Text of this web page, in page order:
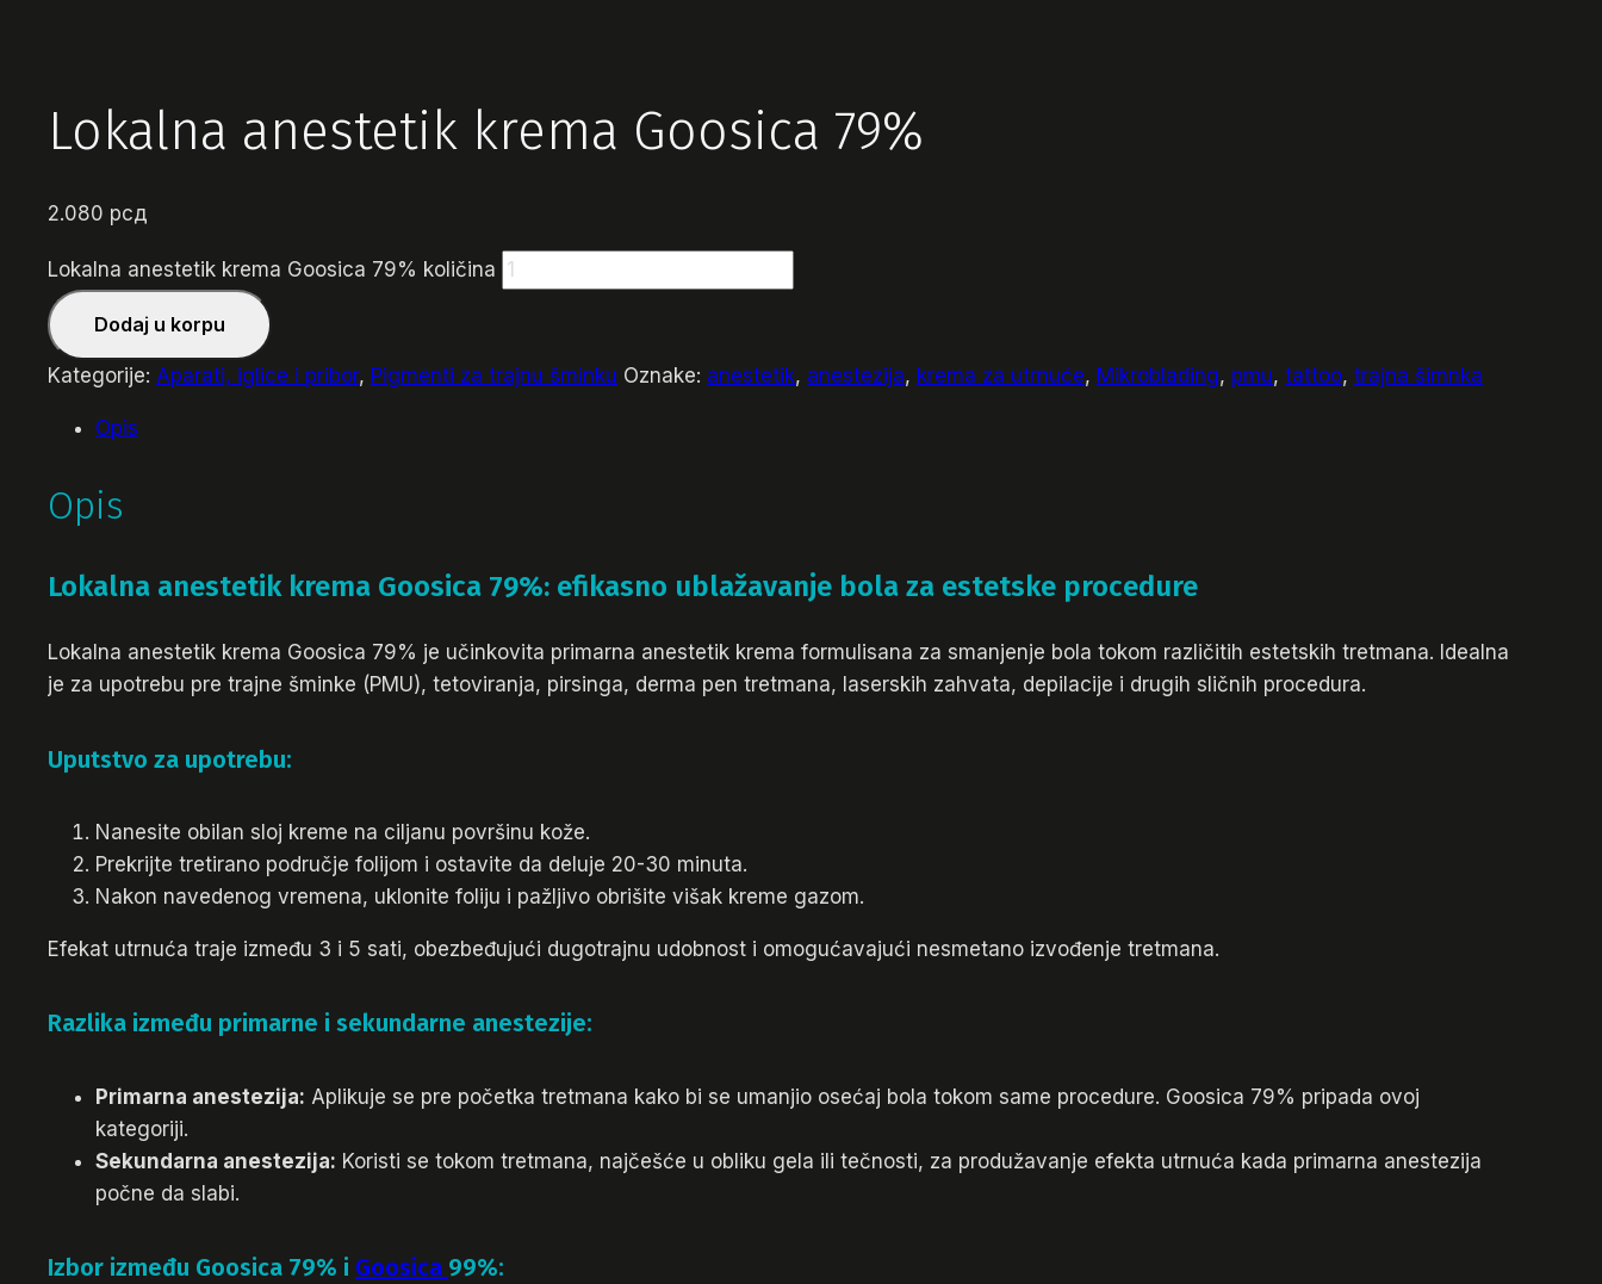
Lokalna anestetik krema Goosica 79%
2.080 рсд
Lokalna anestetik krema Goosica 79% količina
Dodaj u korpu
Kategorije: Aparati, iglice i pribor, Pigmenti za trajnu šminku Oznake: anestetik, anestezija, krema za utrnuće, Mikroblading, pmu, tattoo, trajna šimnka
Opis
Opis
Lokalna anestetik krema Goosica 79%: efikasno ublažavanje bola za estetske procedure
Lokalna anestetik krema Goosica 79% je učinkovita primarna anestetik krema formulisana za smanjenje bola tokom različitih estetskih tretmana. Idealna
je za upotrebu pre trajne šminke (PMU), tetoviranja, pirsinga, derma pen tretmana, laserskih zahvata, depilacije i drugih sličnih procedura.
Uputstvo za upotrebu:
Nanesite obilan sloj kreme na ciljanu površinu kože.
Prekrijte tretirano područje folijom i ostavite da deluje 20-30 minuta.
Nakon navedenog vremena, uklonite foliju i pažljivo obrišite višak kreme gazom.
Efekat utrnuća traje između 3 i 5 sati, obezbeđujući dugotrajnu udobnost i omogućavajući nesmetano izvođenje tretmana.
Razlika između primarne i sekundarne anestezije:
Primarna anestezija: Aplikuje se pre početka tretmana kako bi se umanjio osećaj bola tokom same procedure. Goosica 79% pripada ovoj
kategoriji.
Sekundarna anestezija: Koristi se tokom tretmana, najčešće u obliku gela ili tečnosti, za produžavanje efekta utrnuća kada primarna anestezija
počne da slabi.
Izbor između Goosica 79% i Goosica 99%: